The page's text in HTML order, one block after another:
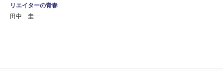
リエイターの青春
田中 圭一